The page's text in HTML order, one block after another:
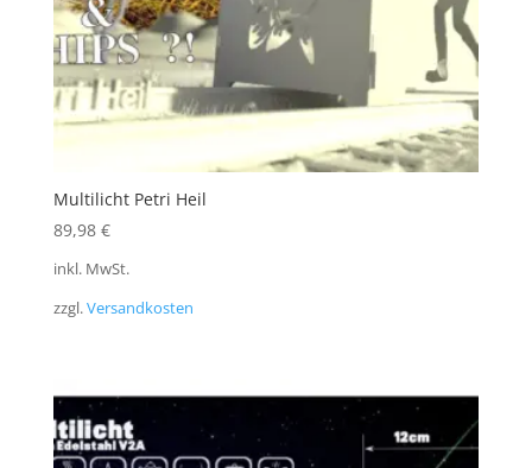
Multilicht Petri Heil
89,98 €
inkl. MwSt.
zzgl.Versandkosten